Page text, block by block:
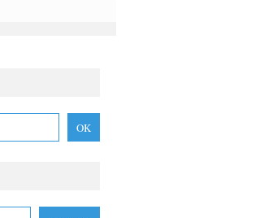
,LES PRISONNIERS DU PALAIS